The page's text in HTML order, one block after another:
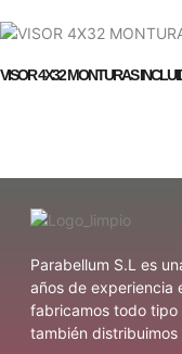
VISOR 4X32 MONTURAS
Parabellum S.L es
años de experiencia
fabricamos todo tipo
también